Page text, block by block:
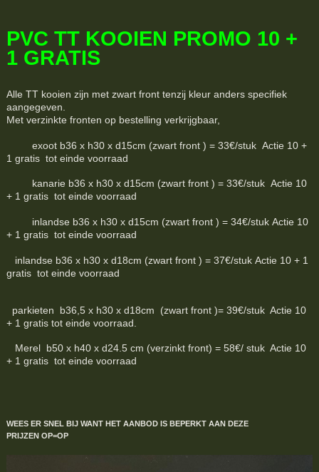
PVC TT KOOIEN PROMO 10 +
1 GRATIS
Alle TT kooien zijn met zwart front tenzij kleur anders specifiek
aangegeven.
Met verzinkte fronten op bestelling verkrijgbaar,
exoot b36 x h30 x d15cm (zwart front ) = 33€/stuk Actie 10 +
1 gratis tot einde voorraad
kanarie b36 x h30 x d15cm (zwart front ) = 33€/stuk Actie 10
+ 1 gratis tot einde voorraad
inlandse b36 x h30 x d15cm (zwart front ) = 34€/stuk Actie 10
+ 1 gratis tot einde voorraad
inlandse b36 x h30 x d18cm (zwart front ) = 37€/stuk Actie 10 + 1
gratis tot einde voorraad
parkieten b36,5 x h30 x d18cm (zwart front )= 39€/stuk Actie 10
+ 1 gratis tot einde voorraad.
Merel b50 x h40 x d24.5 cm (verzinkt front) = 58€/ stuk Actie 10
+ 1 gratis tot einde voorraad
WEES ER SNEL BIJ WANT HET AANBOD IS BEPERKTAAN DEZE
PRIJZEN OP=OP